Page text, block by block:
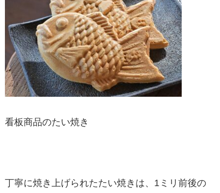
看板商品のたい焼き
丁寧に焼き上げられたたい焼きは、1ミリ前後の